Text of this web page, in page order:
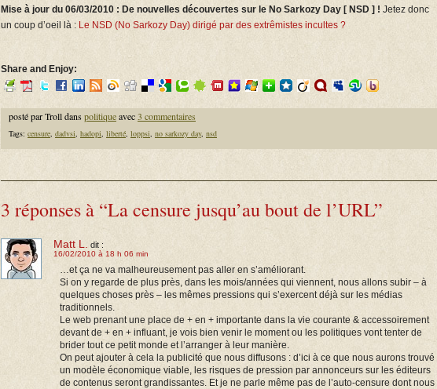
Mise à jour du 06/03/2010 : De nouvelles découvertes sur le No Sarkozy Day [ NSD ] ! Jetez donc
un coup d’oeil là : Le NSD (No Sarkozy Day) dirigé par des extrêmistes incultes ?
Share and Enjoy:
posté par Troll dans politiqueavec3 commentaires
Tags: censure, dadvsi, hadopi, liberté, loppsi, no sarkozy day, nsd
3 réponses à “La censure jusqu’au bout de l’URL”
Matt L. dit :
16/02/2010 à 18 h 06 min
…et ça ne va malheureusement pas aller en s’améliorant.
Si on y regarde de plus près, dans les mois/années qui viennent, nous allons subir – à
quelques choses près – les mêmes pressions qui s’exercent déjà sur les médias
traditionnels.
Le web prenant une place de + en + importante dans la vie courante & accessoirement
devant de + en + influant, je vois bien venir le moment ou les politiques vont tenter de
brider tout ce petit monde et l’arranger à leur manière.
On peut ajouter à cela la publicité que nous diffusons : d’ici à ce que nous aurons trouvé
un modèle économique viable, les risques de pression par annonceurs sur les éditeurs
de contenus seront grandissantes. Et je ne parle même pas de l’auto-censure dont nous